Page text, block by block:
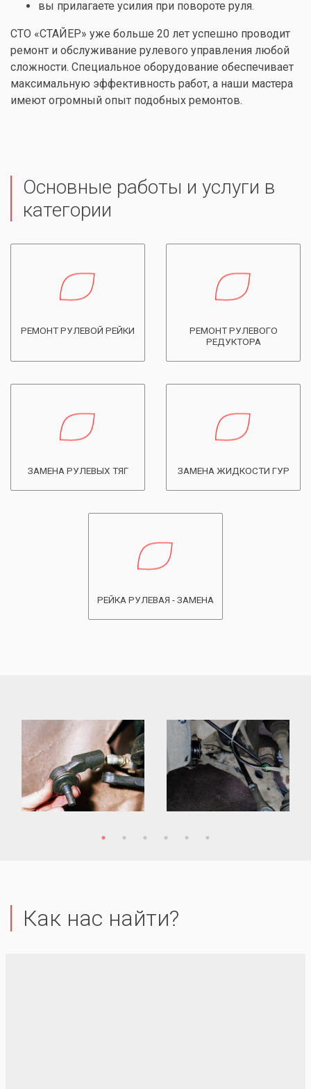
вы прилагаете усилия при повороте руля.
СТО «СТАЙЕР» уже больше 20 лет успешно проводит
ремонт и обслуживание рулевого управления любой
сложности. Специальное оборудование обеспечивает
максимальную эффективность работ, а наши мастера
имеют огромный опыт подобных ремонтов.
Основные работы и услуги в
категории
РЕМОНТ РУЛЕВОЙ РЕЙКИ
РЕМОНТ РУЛЕВОГО
РЕДУКТОРА
ЗАМЕНА РУЛЕВЫХ ТЯГ ЗАМЕНА ЖИДКОСТИ ГУР
РЕЙКА РУЛЕВАЯ - ЗАМЕНА
Как нас найти?